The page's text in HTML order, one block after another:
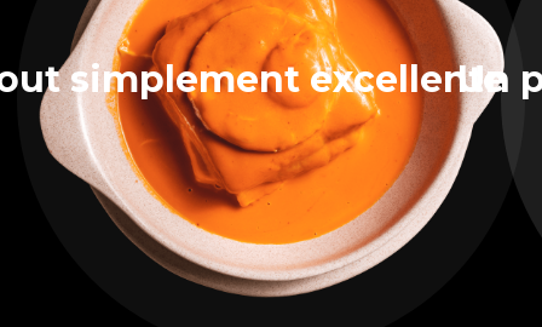
simplement excellente
Un